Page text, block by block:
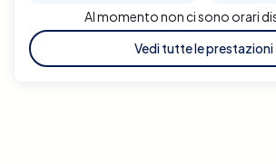
Al momento non ci sono orari
Vedi tutte le prestazioni